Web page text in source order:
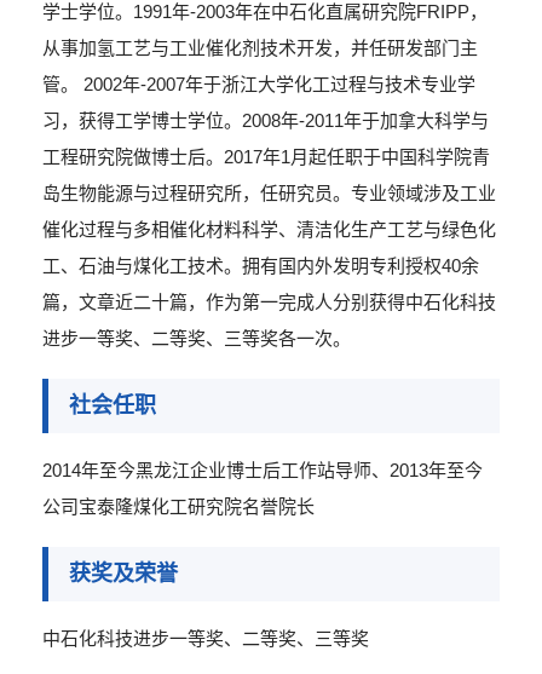
学士学位。1991年-2003年在中石化直属研究院FRIPP，
从事加氢工艺与工业催化剂技术开发，并任研发部门主
管。 2002年-2007年于浙江大学化工过程与技术专业学
习，获得工学博士学位。2008年-2011年于加拿大科学与
工程研究院做博士后。2017年1月起任职于中国科学院青
岛生物能源与过程研究所，任研究员。专业领域涉及工业
催化过程与多相催化材料科学、清洁化生产工艺与绿色化
工、石油与煤化工技术。拥有国内外发明专利授权40余
篇，文章近二十篇，作为第一完成人分别获得中石化科技
进步一等奖、二等奖、三等奖各一次。
社会任职
2014年至今黑龙江企业博士后工作站导师、2013年至今
公司宝泰隆煤化工研究院名誉院长
获奖及荣誉
中石化科技进步一等奖、二等奖、三等奖